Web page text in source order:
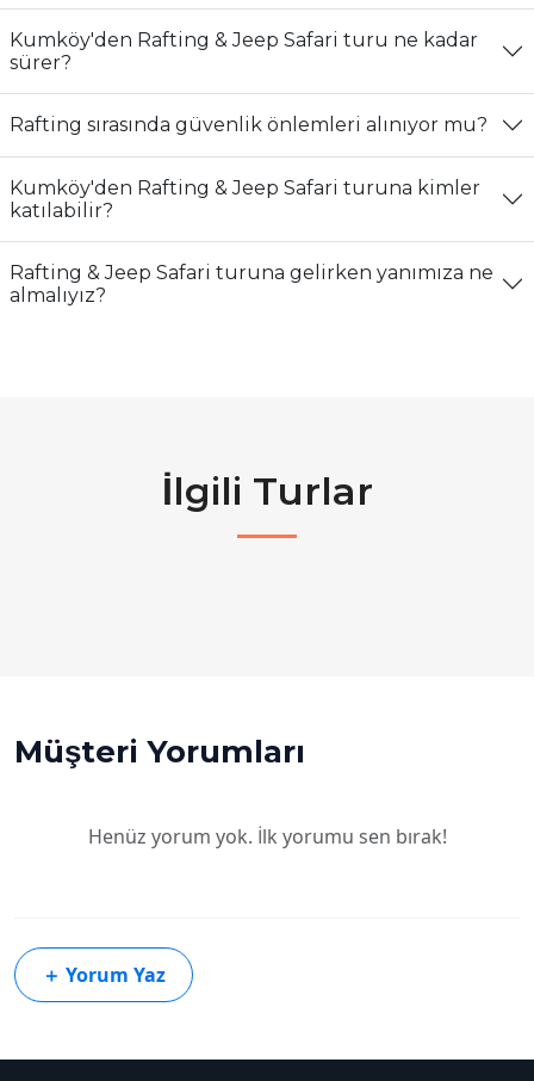
Kumköy'den Rafting & Jeep Safari turu ne kadar
sürer?
Rafting sırasında güvenlik önlemleri alınıyor mu?
Kumköy'den Rafting & Jeep Safari turuna kimler
katılabilir?
Rafting & Jeep Safari turuna gelirken yanımıza ne
almalıyız?
İlgili Turlar
Müşteri Yorumları
Henüz yorum yok. İlk yorumu sen bırak!
＋ Yorum Yaz